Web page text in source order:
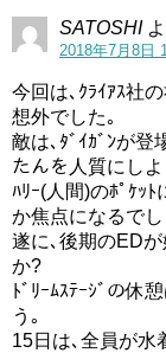
SATOSHI
2018年7月8日
今回は､ｸﾗｲｱｽ社
想外でした｡
敵は､ﾀﾞｲｶﾞﾝが登
たんを人質にし
ﾊﾘｰ(人間)のﾎﾟｹｯﾄ
か焦点になるでし
遂に､後期のED
か?
ﾄﾞﾘｰﾑｽﾃｰｼﾞの休
う｡
15日は､全員が水